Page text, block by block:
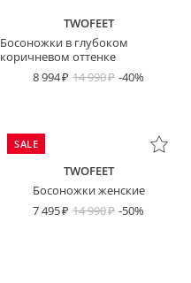
TWOFEET
Босоножки в глубоком
коричневом оттенке
8 994
14 990 -40%
SALE
TWOFEET
Босоножки женские
7 495
14 990 -50%